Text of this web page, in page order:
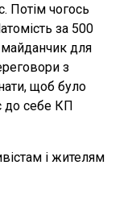
Потім чогось
за 500
майданчик для
з
щоб було
до себе КП
і жителям